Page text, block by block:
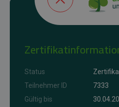
Status
Teilnehmer ID
7333
Gültig bis